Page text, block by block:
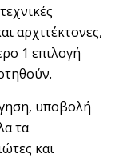
αρχιτέκτονες,
1 επιλογή
υποβολή
τα
και